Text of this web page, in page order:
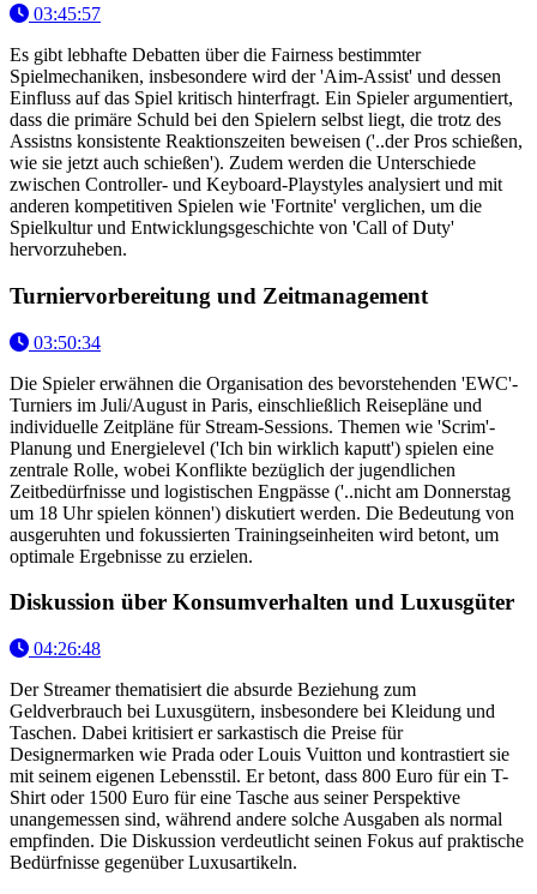
03:45:57
Es gibt lebhafte Debatten über die Fairness bestimmter
Spielmechaniken, insbesondere wird der 'Aim-Assist' und dessen
Einfluss auf das Spiel kritisch hinterfragt. Ein Spieler argumentiert,
dass die primäre Schuld bei den Spielern selbst liegt, die trotz des
Assistns konsistente Reaktionszeiten beweisen ('..der Pros schießen,
wie sie jetzt auch schießen'). Zudem werden die Unterschiede
zwischen Controller- und Keyboard-Playstyles analysiert und mit
anderen kompetitiven Spielen wie 'Fortnite' verglichen, um die
Spielkultur und Entwicklungsgeschichte von 'Call of Duty'
hervorzuheben.
Turniervorbereitung und Zeitmanagement
03:50:34
Die Spieler erwähnen die Organisation des bevorstehenden 'EWC'-
Turniers im Juli/August in Paris, einschließlich Reisepläne und
individuelle Zeitpläne für Stream-Sessions. Themen wie 'Scrim'-
Planung und Energielevel ('Ich bin wirklich kaputt') spielen eine
zentrale Rolle, wobei Konflikte bezüglich der jugendlichen
Zeitbedürfnisse und logistischen Engpässe ('..nicht am Donnerstag
um 18 Uhr spielen können') diskutiert werden. Die Bedeutung von
ausgeruhten und fokussierten Trainingseinheiten wird betont, um
optimale Ergebnisse zu erzielen.
Diskussion über Konsumverhalten und Luxusgüter
04:26:48
Der Streamer thematisiert die absurde Beziehung zum
Geldverbrauch bei Luxusgütern, insbesondere bei Kleidung und
Taschen. Dabei kritisiert er sarkastisch die Preise für
Designermarken wie Prada oder Louis Vuitton und kontrastiert sie
mit seinem eigenen Lebensstil. Er betont, dass 800 Euro für ein T-
Shirt oder 1500 Euro für eine Tasche aus seiner Perspektive
unangemessen sind, während andere solche Ausgaben als normal
empfinden. Die Diskussion verdeutlicht seinen Fokus auf praktische
Bedürfnisse gegenüber Luxusartikeln.